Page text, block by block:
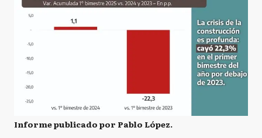
Informe publicado por Pablo López.